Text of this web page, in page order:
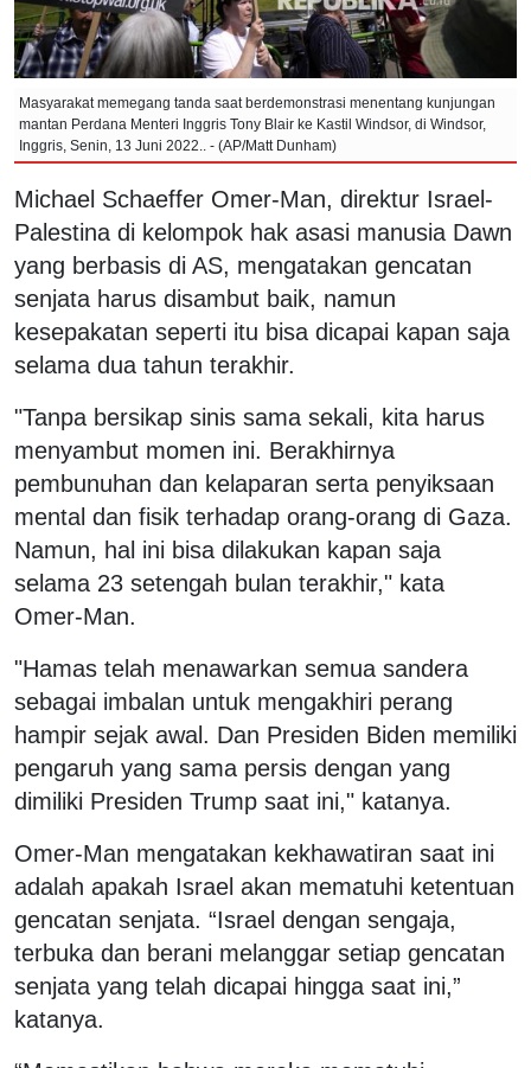
Masyarakat memegang tanda saat berdemonstrasi menentang kunjungan
mantan Perdana Menteri Inggris Tony Blair ke Kastil Windsor, di Windsor,
Inggris, Senin, 13 Juni 2022.. - (AP/Matt Dunham)
Michael Schaeffer Omer-Man, direktur Israel-
Palestina di kelompok hak asasi manusia Dawn
yang berbasis di AS, mengatakan gencatan
senjata harus disambut baik, namun
kesepakatan seperti itu bisa dicapai kapan saja
selama dua tahun terakhir.
"Tanpa bersikap sinis sama sekali, kita harus
menyambut momen ini. Berakhirnya
pembunuhan dan kelaparan serta penyiksaan
mental dan fisik terhadap orang-orang di Gaza.
Namun, hal ini bisa dilakukan kapan saja
selama 23 setengah bulan terakhir," kata
Omer-Man.
"Hamas telah menawarkan semua sandera
sebagai imbalan untuk mengakhiri perang
hampir sejak awal. Dan Presiden Biden memiliki
pengaruh yang sama persis dengan yang
dimiliki Presiden Trump saat ini," katanya.
Omer-Man mengatakan kekhawatiran saat ini
adalah apakah Israel akan mematuhi ketentuan
gencatan senjata. “Israel dengan sengaja,
terbuka dan berani melanggar setiap gencatan
senjata yang telah dicapai hingga saat ini,”
katanya.